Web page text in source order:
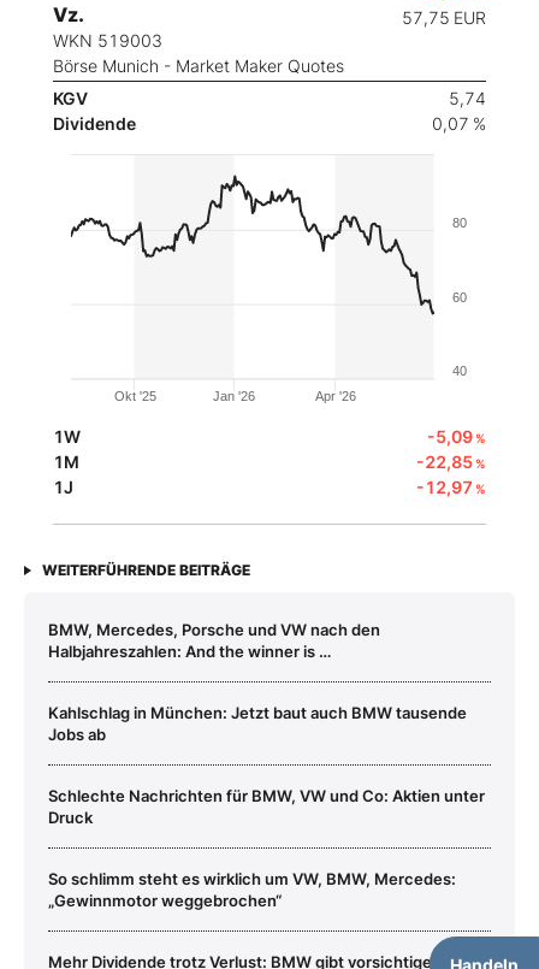
Vz.
WKN 519003
Börse Munich - Market Maker Quotes
57,75 EUR
KGV
5,74
Dividende
0,07 %
Handeln
Jan '26
Okt '25 Apr '26
40
60
80
1W -5,09%
1M -22,85%
1J -12,97 %
WEITERFÜHRENDE BEITRÄGE
BMW, Mercedes, Porsche und VW nach den
Halbjahreszahlen: And the winner is …
Kahlschlag in München: Jetzt baut auch BMW tausende
Jobs ab
Schlechte Nachrichten für BMW, VW und Co: Aktien unter
Druck
So schlimm steht es wirklich um VW, BMW, Mercedes:
„Gewinnmotor weggebrochen“
Mehr Dividende trotz Verlust: BMW gibt vorsichtigen